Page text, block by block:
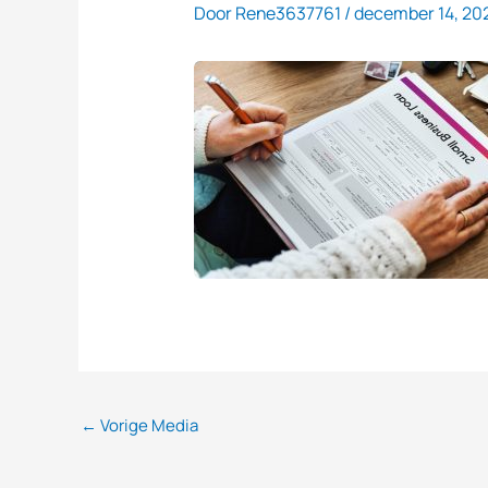
DoorRene3637761 /december 14,
← Vorige Media